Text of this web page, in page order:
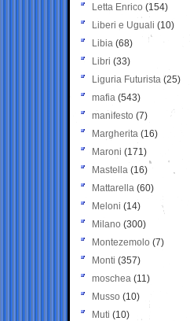
Letta Enrico (154)
Liberi e Uguali (10)
Libia (68)
Libri (33)
Liguria Futurista (25)
mafia (543)
manifesto (7)
Margherita (16)
Maroni (171)
Mastella (16)
Mattarella (60)
Meloni (14)
Milano (300)
Montezemolo (7)
Monti (357)
moschea (11)
Musso (10)
Muti (10)